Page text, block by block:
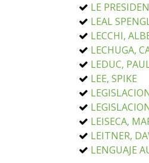
LE
LEAL
LECCHI,
LECHUGA,
LEDUC,
LEE, SPIKE
LEISECA,
LEITNER,
LENGUAJE